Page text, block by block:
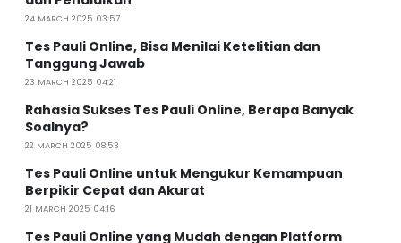
24 MARCH 2025 03:57
Tes Pauli Online, Bisa Menilai Ketelitian dan
Tanggung Jawab
23 MARCH 2025 04:21
Rahasia Sukses Tes Pauli Online, Berapa Banyak
Soalnya?
22 MARCH 2025 08:53
Tes Pauli Online untuk Mengukur Kemampuan
Berpikir Cepat dan Akurat
21 MARCH 2025 04:16
Tes Pauli Online yang Mudah dengan Platform